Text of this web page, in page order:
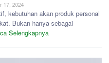
17, 2024
kebutuhan akan produk personal
Bukan hanya sebagai
Selengkapnya